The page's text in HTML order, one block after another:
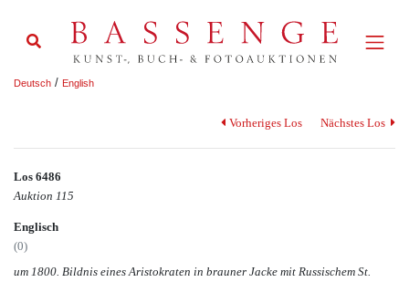
Deutsch / English
Vorheriges Los Nächstes Los
Los 6486
Auktion 115
Englisch
(0)
um 1800. Bildnis eines Aristokraten in brauner Jacke mit Russischem St.